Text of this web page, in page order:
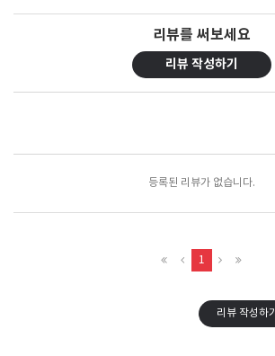
리뷰를 써보세요
리뷰 작성하기
등록된 리뷰가 없습니다.
1
리뷰 작성하기